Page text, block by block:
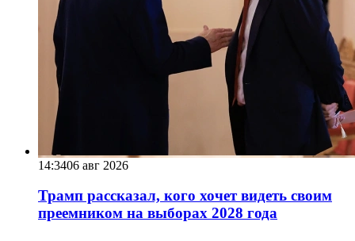
14:3406 авг 2026
Трамп рассказал, кого хочет видеть своим
преемником на выборах 2028 года